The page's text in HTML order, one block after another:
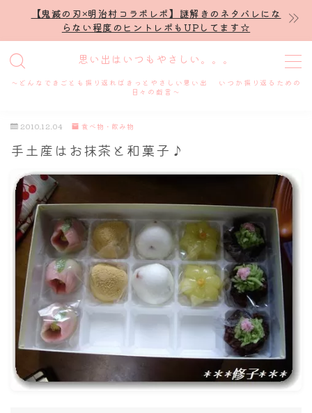
【鬼滅の刃×明治村コラボレポ】謎解きのネタバレにな
らない程度のヒントレポもUPしてます☆
思い出はいつもやさしい。。。
～どんなできごとも振り返ればきっとやさしい思い出 いつか振り返るための
日々の戯言～
MENU
プロフィール
謎解き
ホテル滞在記
舞台・ライブ
名古屋
ナナちゃん人形
2010.12.04 食べ物・飲み物
手土産はお抹茶と和菓子♪